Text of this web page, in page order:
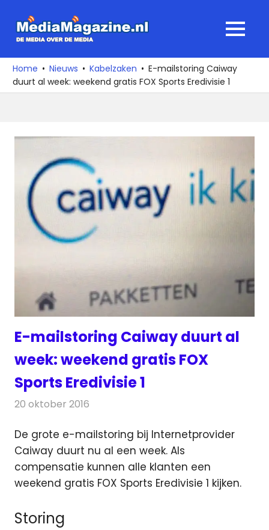
naar
media
over
de
MENU
Home Nieuws Kabelzaken
E-mailstoring Caiway
duurt al week: weekend gratis FOX Sports Eredivisie 1
E-mailstoring Caiway duurt al
week: weekend gratis FOX
Sports Eredivisie 1
20 oktober 2016
De grote e-mailstoring bij Internetprovider
Caiway duurt nu al een week. Als
compensatie kunnen alle klanten een
weekend gratis FOX Sports Eredivisie 1 kijken.
Storing